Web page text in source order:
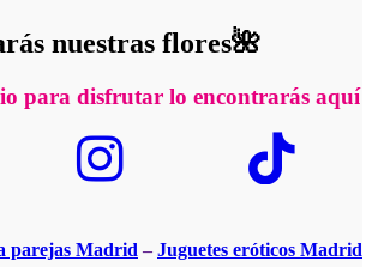
nuestras flores🌺
para disfrutar lo encontrarás aquí
parejas Madrid – Juguetes eróticos Madrid